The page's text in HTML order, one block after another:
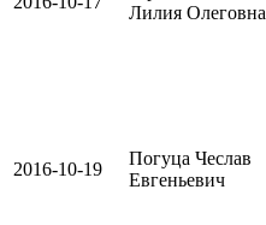
Лилия Олеговна
2016-10-19
Погуца Чеслав
Евгеньевич